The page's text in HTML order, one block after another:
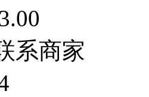
系商家